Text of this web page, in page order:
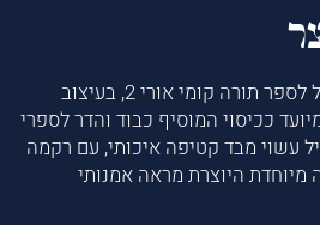
דגם מעיל לספר תורה מעיל לספר תורה קומי אורי 2, בעיצוב
ככיסוי המוסיף כבוד והדר לספרי
עשוי מבד קטיפה איכותי, עם רקמה
היוצרת מראה אמנותי